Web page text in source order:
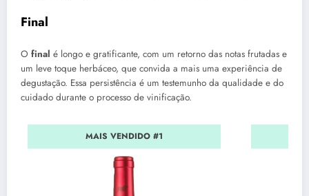
Final
O final é longo e gratificante, com um retorno das notas frutadas e
um leve toque herbáceo, que convida a mais uma experiência de
degustação. Essa persistência é um testemunho da qualidade e do
cuidado durante o processo de vinificação.
MAIS VENDIDO #1